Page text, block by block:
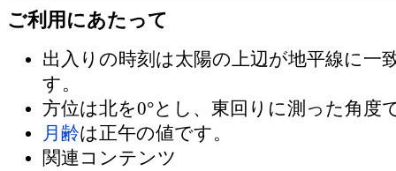
ご利用にあたって
出入りの時刻は太陽の上辺が地平線に一
す。
方位は北を0°とし、東回りに測った角度
月齢は正午の値です。
関連コンテンツ